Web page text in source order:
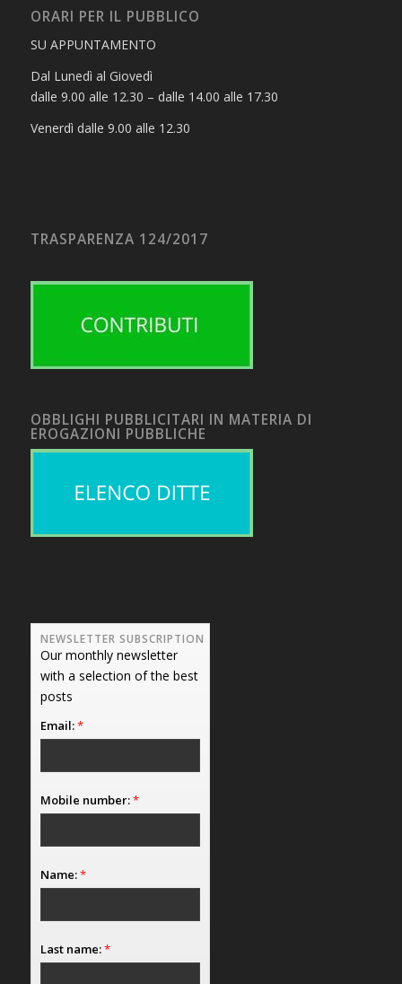
ORARI PER IL PUBBLICO
SU APPUNTAMENTO
Dal Lunedì al Giovedì
dalle 9.00 alle 12.30 – dalle 14.00 alle 17.30
Venerdì dalle 9.00 alle 12.30
TRASPARENZA 124/2017
OBBLIGHI PUBBLICITARI IN MATERIA DI
EROGAZIONI PUBBLICHE
NEWSLETTER SUBSCRIPTION
Our monthly newsletter
with a selection of the best
posts
Email:*
Mobile number:*
Name:*
Last name:*